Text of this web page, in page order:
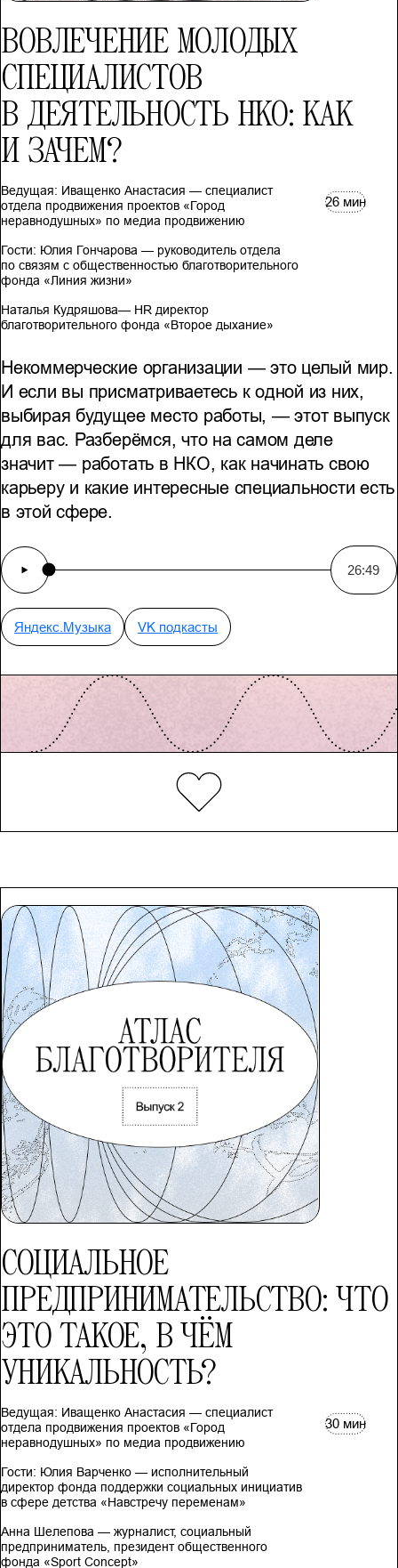
Ведущая: Иващенко Анастасия — специалист
отдела продвижения проектов «Город
неравнодушных» по медиа продвижению
Гости: Юлия Гончарова — руководитель отдела
по связям с общественностью благотворительного
фонда «Линия жизни»
Наталья Кудряшова— HR директор
благотворительного фонда «Второе дыхание»
26 мин
ВОВЛЕЧЕНИЕ МОЛОДЫХ
СПЕЦИАЛИСТОВ
В ДЕЯТЕЛЬНОСТЬ НКО: КАК
И ЗАЧЕМ?
Некоммерческие организации — это целый мир.
И если вы присматриваетесь к одной из них,
выбирая будущее место работы, — этот выпуск
для вас. Разберёмся, что на самом деле
значит — работать в НКО, как начинать свою
карьеру и какие интересные специальности есть
в этой сфере.
26:49
Яндекс.Музыка VK подкасты
Ведущая: Иващенко Анастасия — специалист
отдела продвижения проектов «Город
неравнодушных» по медиа продвижению
Гости: Юлия Варченко — исполнительный
директор фонда поддержки социальных инициатив
в сфере детства «Навстречу переменам»
Анна Шелепова — журналист, социальный
предприниматель, президент общественного
фонда «Sport Concept»
30 мин
СОЦИАЛЬНОЕ
ПРЕДПРИНИМАТЕЛЬСТВО: ЧТО
ЭТО ТАКОЕ, В ЧЁМ
УНИКАЛЬНОСТЬ?